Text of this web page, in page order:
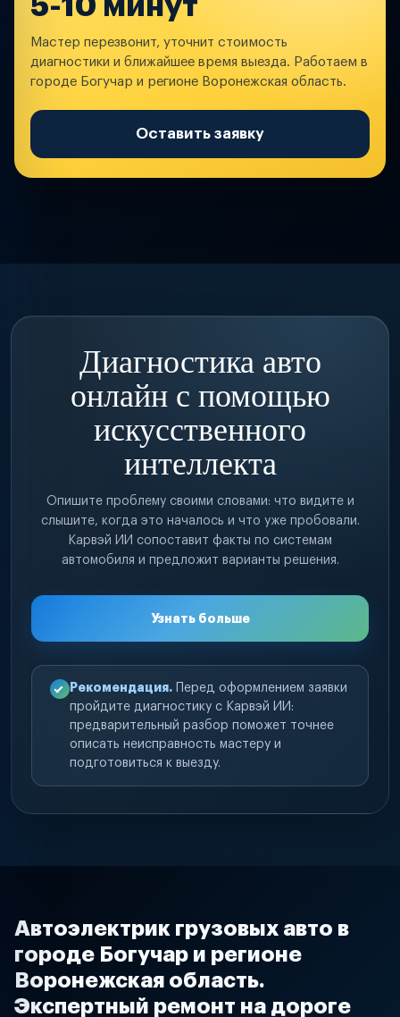
5-10 минут
Мастер перезвонит, уточнит стоимость
диагностики и ближайшее время выезда. Работаем в
городе Богучар и регионе Воронежская область.
Оставить заявку
Диагностика авто
онлайн с помощью
искусственного
интеллекта
Опишите проблему своими словами: что видите и
слышите, когда это началось и что уже пробовали.
Карвэй ИИ сопоставит факты по системам
автомобиля и предложит варианты решения.
Узнать больше
Рекомендация. Перед оформлением заявки
пройдите диагностику с Карвэй ИИ:
предварительный разбор поможет точнее
описать неисправность мастеру и
подготовиться к выезду.
Автоэлектрик грузовых авто в
городе Богучар и регионе
Воронежская область.
Экспертный ремонт на дороге